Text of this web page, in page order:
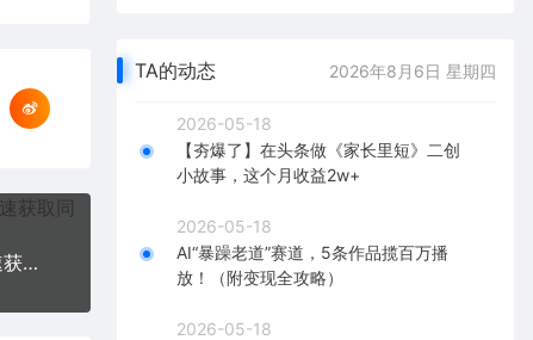
实体店转型线上实操变现课：实体店老板必看，快速获取本地流量实操
TA的动态 2026年8月6日 星期四
2026-05-18
【夯爆了】在头条做《家长里短》二创
小故事，这个月收益2w+
2026-05-18
AI“暴躁老道”赛道，5条作品揽百万播
放！（附变现全攻略）
2026-05-18